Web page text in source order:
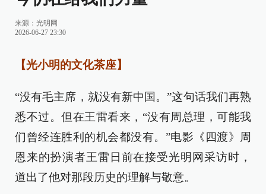
来源： 光明网
2026-06-27 23:30
【光小明的文化茶座】
“没有毛主席，就没有新中国。”这句话我们再熟
悉不过。但在王雷看来，“没有周总理，可能我
们曾经连胜利的机会都没有。”电影《四渡》周
恩来的扮演者王雷日前在接受光明网采访时，
道出了他对那段历史的理解与敬意。